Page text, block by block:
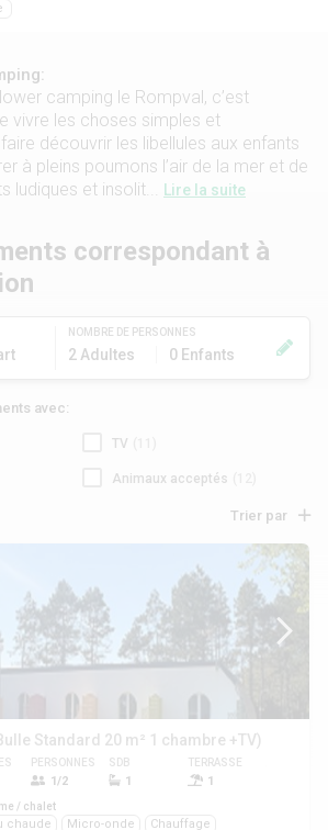
camping le Rompval, c’est
vivre les choses simples et
découvrir les libellules aux enfants
à pleins poumons l’air de la mer et de
ludiques et insolit...
Lire la suite
NOMBRE DE PERSONNES
2 Adultes 0 Enfants
correspondant à
avec:
TV
Animaux acceptés
Trier par
Standard 20 m² 1 chambre +TV)
PERSONNES
1/2
SDB
1
TERRASSE
1
/ chalet
chaude Micro-onde Chauffage